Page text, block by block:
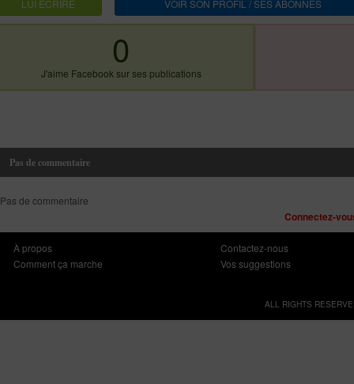
LUI ECRIRE VOIR SON PROFIL / SES ABONNES
0
J'aime Facebook sur ses publications
Pas de commentaire
Pas de commentaire
Connectez-
À propos
Comment ça marche
Contactez-nous
Vos suggestions
ALL RIGHTS